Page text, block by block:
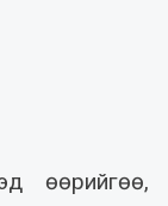
өөрийгөө,